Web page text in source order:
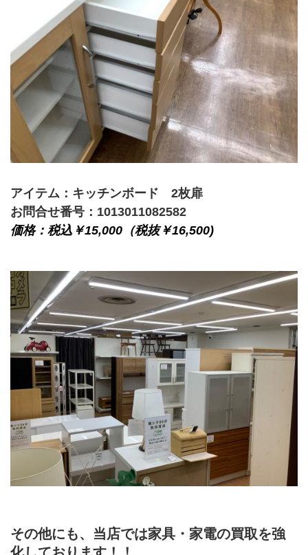
アイテム： キッチンボード　2枚扉
お問合せ番号：1013011082582
価格：税込￥15,000（税抜￥16,500)
その他にも、当店では家具・家電の買取を強